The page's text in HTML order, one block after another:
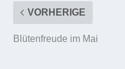
VORHERIGE
Blütenfreude im Mai